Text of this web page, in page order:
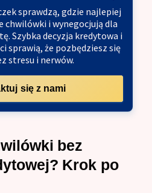
sprawdzą, gdzie najlepiej
chwilówki i wynegocjują dla
Szybka decyzja kredytowa i
sprawią, że pozbędziesz się
stresu i nerwów.
się z nami
bez
Krok po